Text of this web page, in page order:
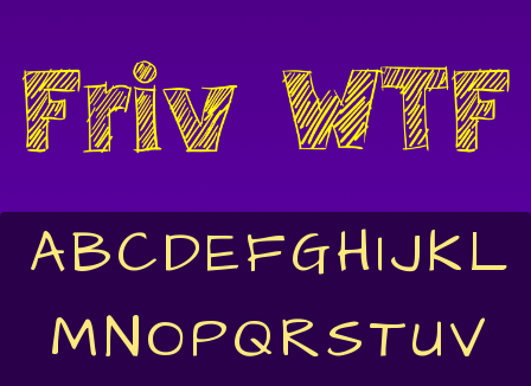
ABCDEFGHIJKL
MNOPQRSTUV